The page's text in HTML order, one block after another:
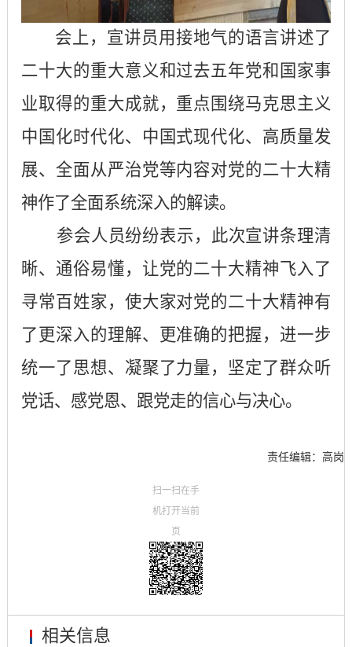
会上，宣讲员用接地气的语言讲述了
二十大的重大意义和过去五年党和国家事
业取得的重大成就，重点围绕马克思主义
中国化时代化、中国式现代化、高质量发
展、全面从严治党等内容对党的二十大精
神作了全面系统深入的解读。
参会人员纷纷表示，此次宣讲条理清
晰、通俗易懂，让党的二十大精神飞入了
寻常百姓家，使大家对党的二十大精神有
了更深入的理解、更准确的把握，进一步
统一了思想、凝聚了力量，坚定了群众听
党话、感党恩、跟党走的信心与决心。
责任编辑：高岗
扫一扫在手
机打开当前
页
相关信息